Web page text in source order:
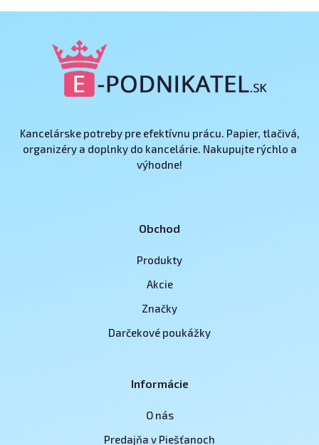
Kancelárske potreby pre efektívnu prácu. Papier, tlačivá,
organizéry a doplnky do kancelárie. Nakupujte rýchlo a
výhodne!
Obchod
Produkty
Akcie
Značky
Darčekové poukážky
Informácie
O nás
Predajňa v Piešťanoch